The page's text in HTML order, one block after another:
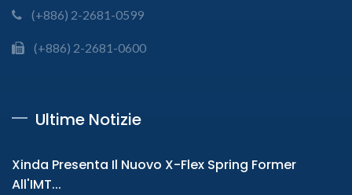
(+886) 2-2681-0599
(+886) 2-2681-0600
Ultime Notizie
Xinda Presenta Il Nuovo X-Flex Spring Former
All'IMT...